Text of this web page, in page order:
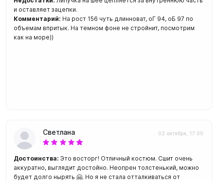
и оставляет зацепки.
Комментарий: На рост 156 чуть длинноват, оГ 94, оБ 97 по
объемам впритык. На темном фоне не стройнит, посмотрим
как на море))
Светлана 02 октября, 17:00
Достоинства: Это восторг! Отличный костюм. Сшит очень
аккуратно, выглядит достойно. Неопрен толстенький, можно
будет долго нырять 🤗. Но я не стала отталкиваться от